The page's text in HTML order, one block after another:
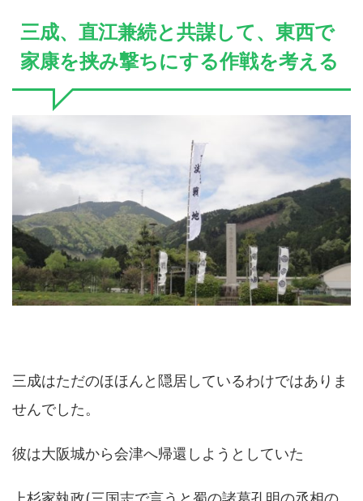
三成、直江兼続と共謀して、東西で
家康を挟み撃ちにする作戦を考える
三成はただのほほんと隠居しているわけではありま
せんでした。
彼は大阪城から会津へ帰還しようとしていた